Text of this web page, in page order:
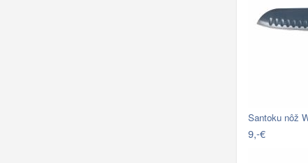
Santoku nôž
9,-€